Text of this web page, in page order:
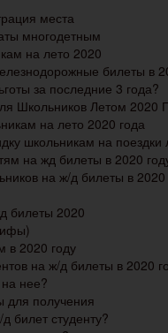
места
многодетным
на лето 2020
билеты в
за последние 3 года?
Школьников Летом 2020
на лето 2020 года
школьникам на
на жд билеты в 2020
на ж/д билеты в 2020
билеты 2020
в 2020 году
на ж/д билеты в 2020
нее?
для получения
билет студенту?